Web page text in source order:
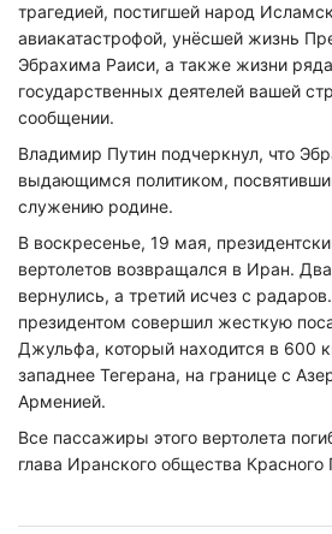
трагедией, постигшей народ
авиакатастрофой, унёсшей жизнь
Эбрахима Раиси, а также жизни
государственных деятелей вашей
сообщении.
Владимир Путин подчеркнул, что
выдающимся политиком,
служению родине.
В воскресенье, 19 мая,
вертолетов возвращался в Иран.
вернулись, а третий исчез с
президентом совершил жесткую
Джульфа, который находится в 600
западнее Тегерана, на границе с
Арменией.
Все пассажиры этого вертолета
глава Иранского общества